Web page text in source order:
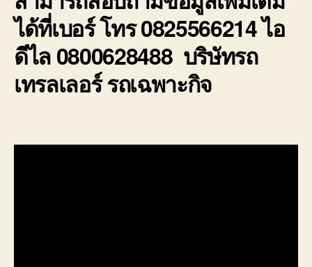
ได้ที่เบอร์ โทร 0825566214 ไอ
ดีไล 0800628488 บริษัทรถ
เทรลเลอร์ รถเฉพาะกิจ